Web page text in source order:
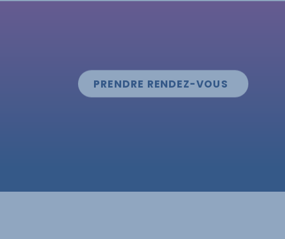
PRENDRE RENDEZ-VOUS